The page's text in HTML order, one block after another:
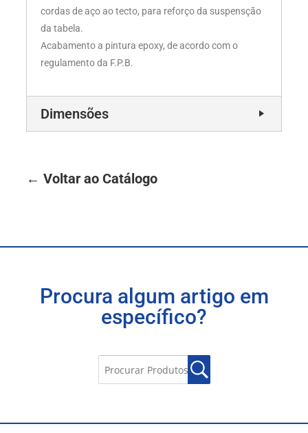
cordas de aço ao tecto, para reforço da suspensção
da tabela.
Acabamento a pintura epoxy, de acordo com o
regulamento da F.P.B.
Dimensões
← Voltar ao Catálogo
Procura algum artigo em
específico?